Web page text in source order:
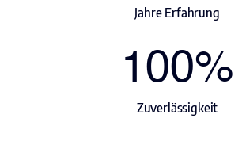
Jahre Erfahrung
100%
Zuverlässigkeit